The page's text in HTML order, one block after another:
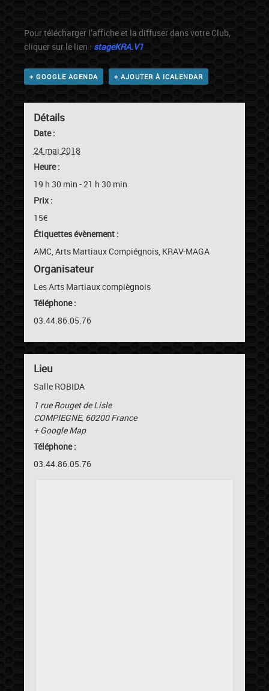
Pour télécharger l’affiche et la diffuser dans votre Club,
cliquer sur le lien : stageKRA.V1
+ GOOGLE AGENDA + AJOUTER À ICALENDAR
Détails
Date :
24 mai 2018
Heure :
19 h 30 min - 21 h 30 min
Prix :
15€
Étiquettes évènement :
AMC,Arts Martiaux Compiégnois, KRAV-MAGA
Organisateur
Les Arts Martiaux compiègnois
Téléphone :
03.44.86.05.76
Lieu
Salle ROBIDA
1 rue Rouget de Lisle
COMPIEGNE, 60200 France
+ Google Map
Téléphone :
03.44.86.05.76